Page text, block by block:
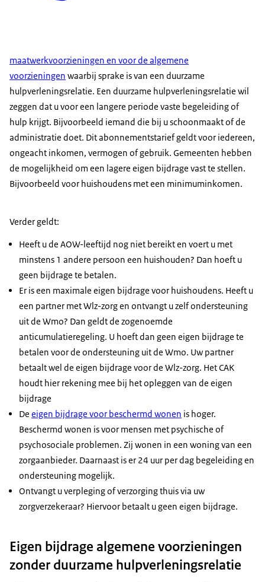
maatwerkvoorzieningen en voor de algemene
voorzieningen waarbij sprake is van een duurzame
hulpverleningsrelatie. Een duurzame hulpverleningsrelatie wil
zeggen dat u voor een langere periode vaste begeleiding of
hulp krijgt. Bijvoorbeeld iemand die bij u schoonmaakt of de
administratie doet. Dit abonnementstarief geldt voor iedereen,
ongeacht inkomen, vermogen of gebruik. Gemeenten hebben
de mogelijkheid om een lagere eigen bijdrage vast te stellen.
Bijvoorbeeld voor huishoudens met een minimuminkomen.
Verder geldt:
Heeft u de AOW-leeftijd nog niet bereikt en voert u met
minstens 1 andere persoon een huishouden? Dan hoeft u
geen bijdrage te betalen.
Er is een maximale eigen bijdrage voor huishoudens. Heeft u
een partner met Wlz-zorg en ontvangt u zelf ondersteuning
uit de Wmo? Dan geldt de zogenoemde
anticumulatieregeling. U hoeft dan geen eigen bijdrage te
betalen voor de ondersteuning uit de Wmo. Uw partner
betaalt wel de eigen bijdrage voor de Wlz-zorg. Het CAK
houdt hier rekening mee bij het opleggen van de eigen
bijdrage
De eigen bijdrage voor beschermd wonen is hoger.
Beschermd wonen is voor mensen met psychische of
psychosociale problemen. Zij wonen in een woning van een
zorgaanbieder. Daarnaast is er 24 uur per dag begeleiding en
ondersteuning mogelijk.
Ontvangt u verpleging of verzorging thuis via uw
zorgverzekeraar? Hiervoor betaalt u geen eigen bijdrage.
Eigen bijdrage algemene voorzieningen
zonder duurzame hulpverleningsrelatie